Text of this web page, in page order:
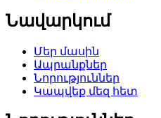
Նավարկում
Մեր մասին
Ապրանքներ
Նորություններ
Կապվեք մեզ հետ